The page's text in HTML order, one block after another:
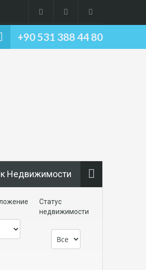
+90 531 388 44 80
Недвижимости
Статус
недвижимости